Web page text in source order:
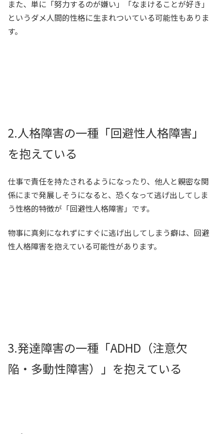
また、単に「努力するのが嫌い」「なまけることが好き」
というダメ人間的性格に生まれついている可能性もありま
す。
2.人格障害の一種「回避性人格障害」
を抱えている
仕事で責任を持たされるようになったり、他人と親密な関
係にまで発展しそうになると、恐くなって逃げ出してしま
う性格的特徴が「回避性人格障害」です。
物事に真剣になれずにすぐに逃げ出してしまう癖は、回避
性人格障害を抱えている可能性があります。
3.発達障害の一種「ADHD（注意欠
陥・多動性障害）」を抱えている